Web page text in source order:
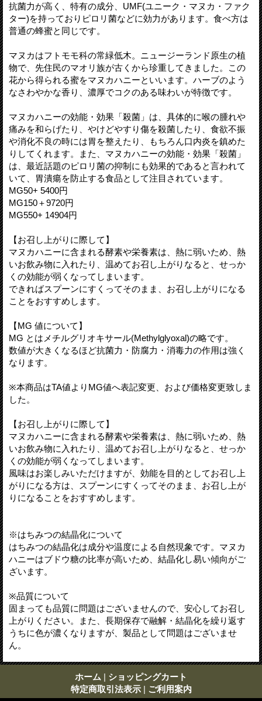
抗菌力が高く、特有の成分、UMF(ユニーク・マヌカ・ファク
ター)を持っておりピロリ菌などに効力があります。食べ方は
普通の蜂蜜と同じです。
マヌカはフトモモ科の常緑低木。ニュージーランド原生の植
物で、先住民のマオリ族が古くから珍重してきました。この
花から得られる蜜をマヌカハニーといいます。ハーブのよう
なさわやかな香り、濃厚でコクのある味わいが特徴です。
マヌカハニーの効能・効果「殺菌」は、具体的に喉の腫れや
痛みを和らげたり、やけどやすり傷を殺菌したり、食欲不振
や消化不良の時には胃を整えたり、もちろん口内炎を鎮めた
りしてくれます。また、マヌカハニーの効能・効果「殺菌」
は、最近話題のピロリ菌の抑制にも効果的であると言われて
いて、胃潰瘍を防止する食品として注目されています。
MG50+ 5400円
MG150＋9720円
MG550+ 14904円
【お召し上がりに際して】
マヌカハニーに含まれる酵素や栄養素は、熱に弱いため、熱
いお飲み物に入れたり、温めてお召し上がりなると、せっか
くの効能が弱くなってしまいます。
できればスプーンにすくってそのまま、お召し上がりになる
ことをおすすめします。
【MG 値について】
MG とはメチルグリオキサール(Methylglyoxal)の略です。
数値が大きくなるほど抗菌力・防腐力・消毒力の作用は強く
なります。
※本商品はTA値よりMG値へ表記変更、および価格変更致しま
した。
【お召し上がりに際して】
マヌカハニーに含まれる酵素や栄養素は、熱に弱いため、熱
いお飲み物に入れたり、温めてお召し上がりなると、せっか
くの効能が弱くなってしまいます。
風味はお楽しみいただけますが、効能を目的としてお召し上
がりになる方は、スプーンにすくってそのまま、お召し上が
りになることをおすすめします。
※はちみつの結晶化について
はちみつの結晶化は成分や温度による自然現象です。マヌカ
ハニーはブドウ糖の比率が高いため、結晶化し易い傾向がご
ざいます。
※品質について
固まっても品質に問題はございませんので、安心してお召し
上がりください。また、長期保存で融解・結晶化を繰り返す
うちに色が濃くなりますが、製品として問題はございませ
ん。
ホーム | ショッピングカート
特定商取引法表示 | ご利用案内